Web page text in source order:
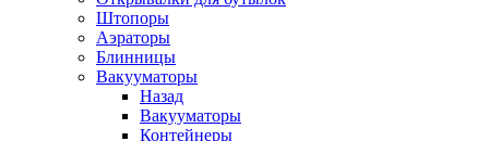
Штопоры
Аэраторы
Блинницы
Вакууматоры
Назад
Вакууматоры
Контейнеры